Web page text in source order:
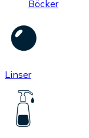
Böcker
Linser